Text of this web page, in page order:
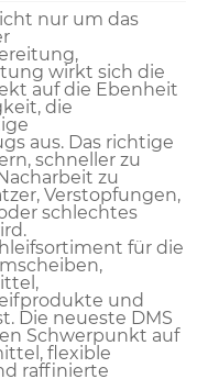
nur um das
wirkt sich die
auf die Ebenheit
die
aus. Das richtige
schneller zu
zu
Verstopfungen,
schlechtes
für die
und
Die neueste DMS
Schwerpunkt auf
flexible
raffinierte